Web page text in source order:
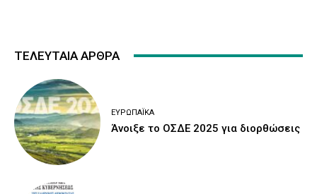
ΤΕΛΕΥΤΑΙΑ ΑΡΘΡΑ
ΕΥΡΩΠΑΪΚΆ
Άνοιξε το ΟΣΔΕ 2025 για διορθώσεις